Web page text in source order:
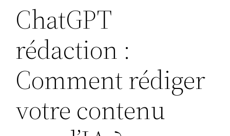
ChatGPT
rédaction :
Comment rédiger
votre contenu